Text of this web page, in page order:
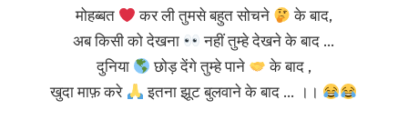
मोहब्बत कर ली तुमसे बहुत सोचने
के बाद,
अब किसी को देखना
नहीं तुम्हे देखने के बाद …
दुनिया
छोड़ देंगे तुम्हे पाने
के बाद ,
खुदा माफ़ करे
इतना झूट बुलवाने के बाद … ।।